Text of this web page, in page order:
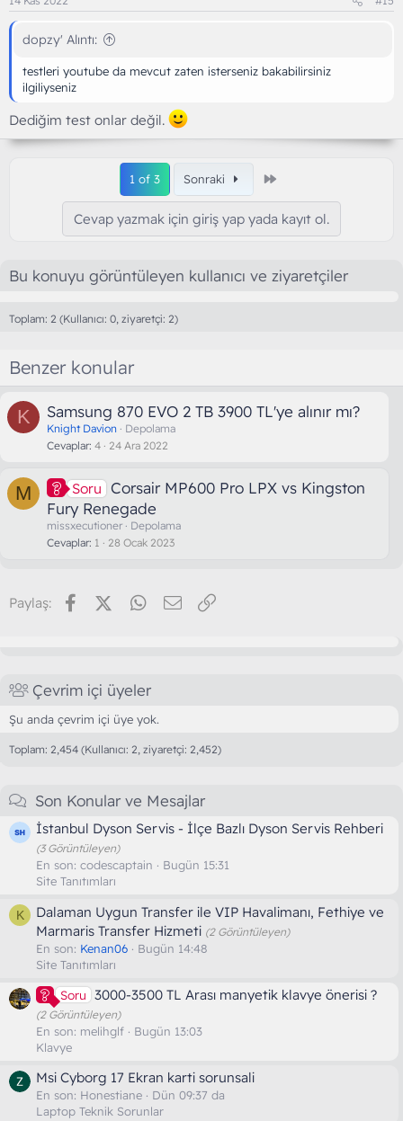
dopzy' Alıntı:
testleri youtube da mevcut zaten isterseniz bakabilirsiniz
ilgiliyseniz
Dediğim test onlar değil.
1 of 3 Sonraki
Cevap yazmak için giriş yap yada kayıt ol.
Bu konuyu görüntüleyen kullanıcı ve ziyaretçiler
Toplam: 2 (Kullanıcı: 0, ziyaretçi: 2)
Benzer konular
K Samsung 870 EVO 2 TB 3900 TL'ye alınır mı?
Knight Davion
Depolama
Cevaplar 4 24 Ara 2022
M Soru
Corsair MP600 Pro LPX vs Kingston
Fury Renegade
missxecutioner
Depolama
Cevaplar 1 28 Ocak 2023
Paylaş: FacebookX (Twitter)WhatsApp
E-posta
Çevrim içi üyeler
Şu anda çevrim içi üye yok.
Toplam: 2,454 (Kullanıcı: 2, ziyaretçi: 2,452)
Son Konular ve Mesajlar
İstanbul Dyson Servis - İlçe Bazlı Dyson Servis Rehberi
(3 Görüntüleyen)
En son: codescaptain
Bugün 15:31
Site Tanıtımları
K
Dalaman Uygun Transfer ile VIP Havalimanı, Fethiye ve
Marmaris Transfer Hizmeti (2 Görüntüleyen)
En son: Kenan06
Bugün 14:48
Site Tanıtımları
Soru 3000-3500 TL Arası manyetik klavye önerisi ?
(2 Görüntüleyen)
En son: melihglf
Bugün 13:03
Klavye
Msi Cyborg 17 Ekran karti sorunsali
En son: Honestiane
Dün 09:37 da
Laptop Teknik Sorunlar